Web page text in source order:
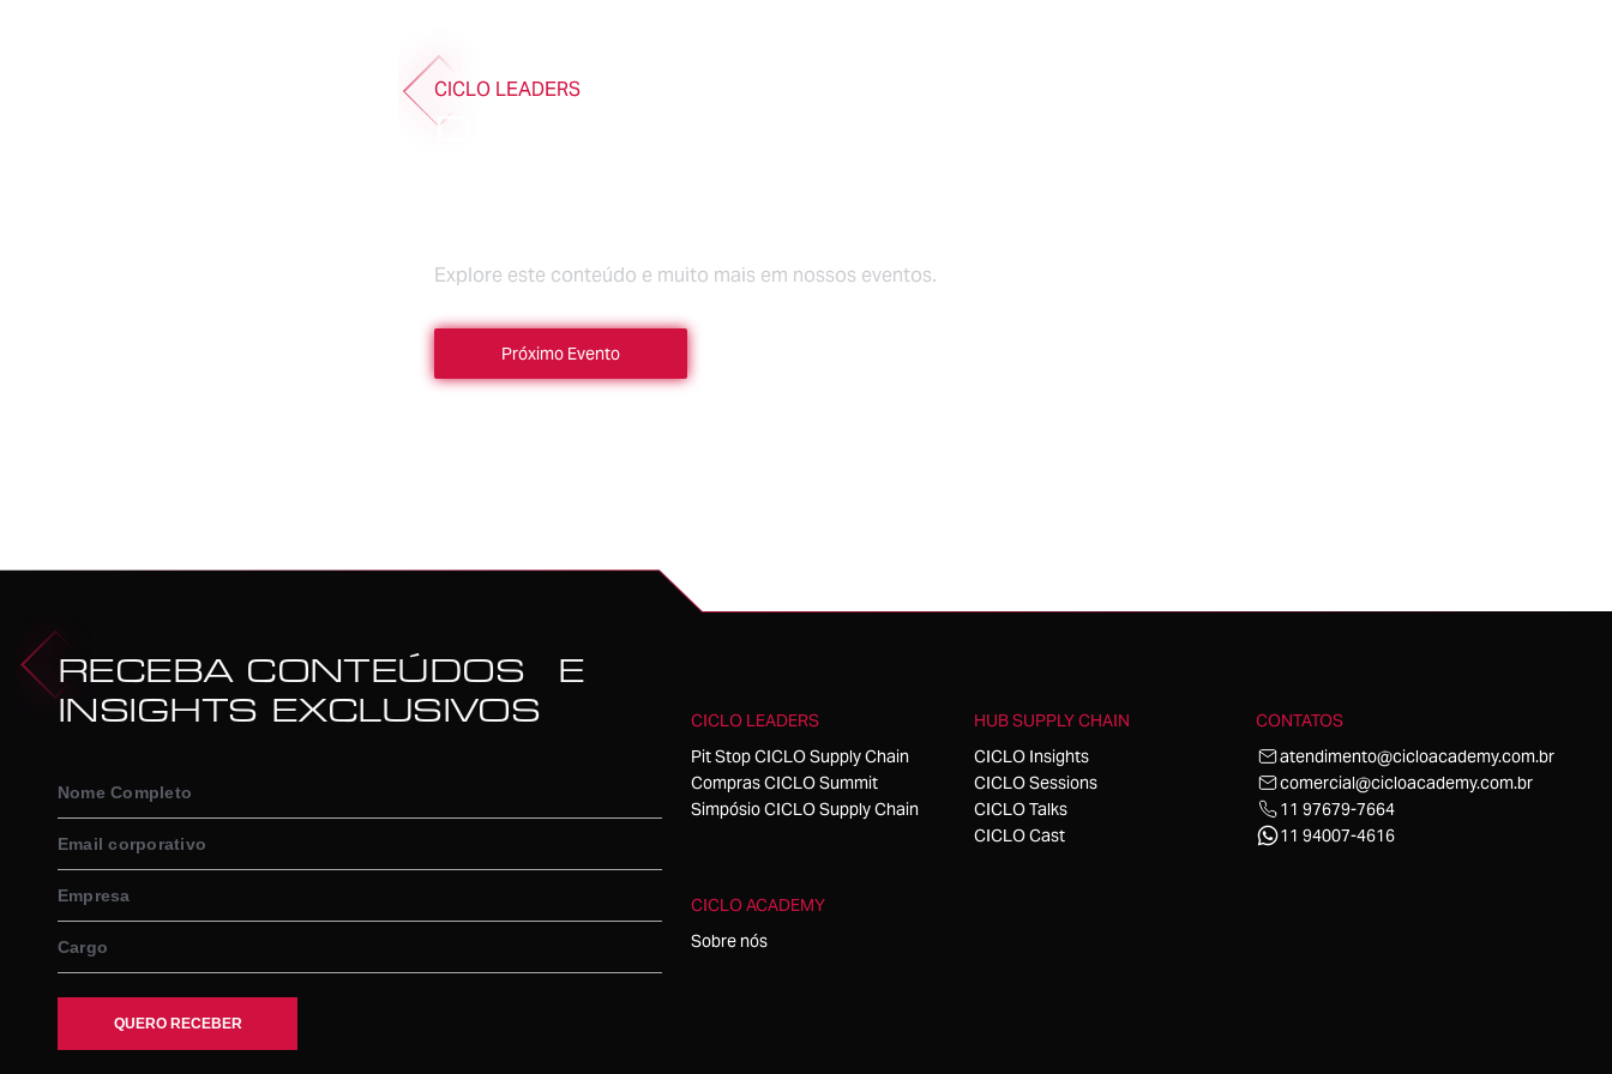
CICLO LEADERS
DESCUBRA MAIS NOS
Explore este conteúdo e muito mais em nossos eventos.
Próximo Evento
RECEBA CONTEÚDOS E
INSIGHTS EXCLUSIVOS
CICLO LEADERS
Pit Stop CICLO Supply Chain
Compras CICLO Summit
Simpósio CICLO Supply Chain
HUB SUPPLY CHAIN
CICLO Insights
CICLO Sessions
CICLO Talks
CICLO Cast
CICLO ACADEMY
Sobre nós
CONTATOS
atendimento@cicloacademy.com.br
comercial@cicloacademy.com.br
11 97679-7664
11 94007-4616